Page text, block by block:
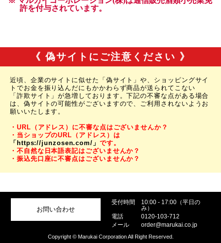
《 偽サイトにご注意ください 》
近頃、企業のサイトに似せた「偽サイト」や、ショッピングサイ
トでお金を振り込んだにもかかわらず商品が送られてこない
「詐欺サイト」が急増しております。下記の不審な点がある場合
は、偽サイトの可能性がございますので、ご利用されないようお
願いいたします。
・URL（アドレス）に不審な点はございませんか？
・当ショップのURL（アドレス）は
「https://junzosen.com/」 です。
・不自然な日本語表記はございませんか？
・振込先口座に不審点はございませんか？
お問い合わせ
受付時間
10:00 - 17:00（平日の
み）
電話
0120-103-712
メール
order@marukai.co.jp
Copyright © Marukai Corporation All Right Reserved.